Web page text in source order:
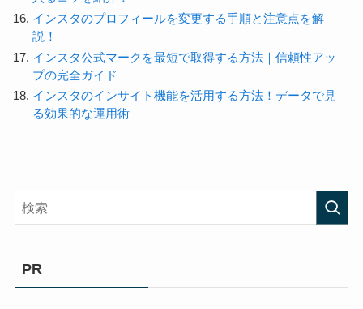
インスタのプロフィールを変更する手順と注意点を解
説！
インスタ公式マークを最短で取得する方法｜信頼性アッ
プの完全ガイド
インスタのインサイト機能を活用する方法！データで見
る効果的な運用術
PR